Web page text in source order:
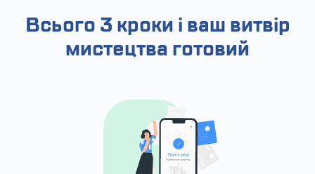
Всього 3 кроки і ваш витвір
мистецтва готовий